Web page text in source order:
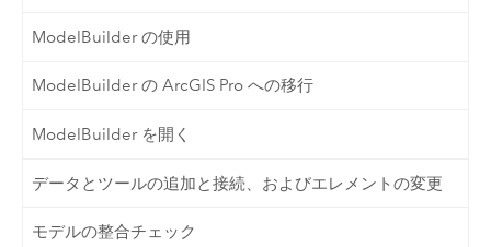
ModelBuilder の使用
ModelBuilder の ArcGIS Pro への移行
ModelBuilder を開く
データとツールの追加と接続、およびエレメントの変更
モデルの整合チェック